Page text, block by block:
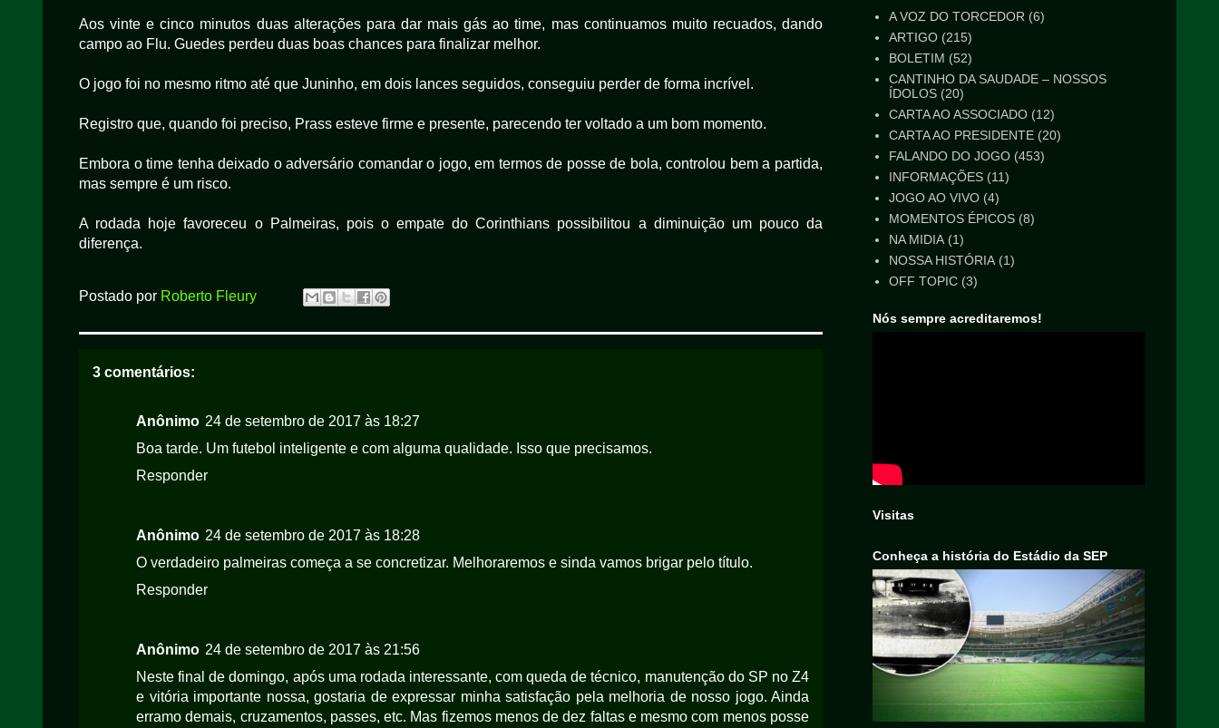
Aos vinte e cinco minutos duas alterações para dar mais gás ao time, mas continuamos muito recuados, dando
campo ao Flu. Guedes perdeu duas boas chances para finalizar melhor.
O jogo foi no mesmo ritmo até que Juninho, em dois lances seguidos, conseguiu perder de forma incrível.
Registro que, quando foi preciso, Prass esteve firme e presente, parecendo ter voltado a um bom momento.
Embora o time tenha deixado o adversário comandar o jogo, em termos de posse de bola, controlou bem a partida,
mas sempre é um risco.
A rodada hoje favoreceu o Palmeiras, pois o empate do Corinthians possibilitou a diminuição um pouco da
diferença.
Postado por Roberto Fleury
3 comentários:
Anônimo 24 de setembro de 2017 às 18:27
Boa tarde. Um futebol inteligente e com alguma qualidade. Isso que precisamos.
Responder
Anônimo 24 de setembro de 2017 às 18:28
O verdadeiro palmeiras começa a se concretizar. Melhoraremos e sinda vamos brigar pelo título.
Responder
Anônimo 24 de setembro de 2017 às 21:56
Neste final de domingo, após uma rodada interessante, com queda de técnico, manutenção do SP no Z4
e vitória importante nossa, gostaria de expressar minha satisfação pela melhoria de nosso jogo. Ainda
erramo demais, cruzamentos, passes, etc. Mas fizemos menos de dez faltas e mesmo com menos posse
A VOZ DO TORCEDOR (6)
ARTIGO (215)
BOLETIM (52)
CANTINHO DA SAUDADE – NOSSOS
ÍDOLOS (20)
CARTA AO ASSOCIADO (12)
CARTA AO PRESIDENTE (20)
FALANDO DO JOGO (453)
INFORMAÇÕES (11)
JOGO AO VIVO (4)
MOMENTOS ÉPICOS (8)
NA MIDIA (1)
NOSSA HISTÓRIA (1)
OFF TOPIC (3)
Nós sempre acreditaremos!
Visitas
Conheça a história do Estádio da SEP